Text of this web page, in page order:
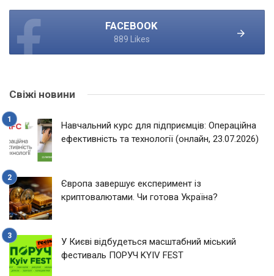
FACEBOOK
889 Likes
Свіжі новини
Навчальний курс для підприємців: Операційна
ефективність та технології (онлайн, 23.07.2026)
Європа завершує експеримент із
криптовалютами. Чи готова Україна?
У Києві відбудеться масштабний міський
фестиваль ПОРУЧ KYIV FEST